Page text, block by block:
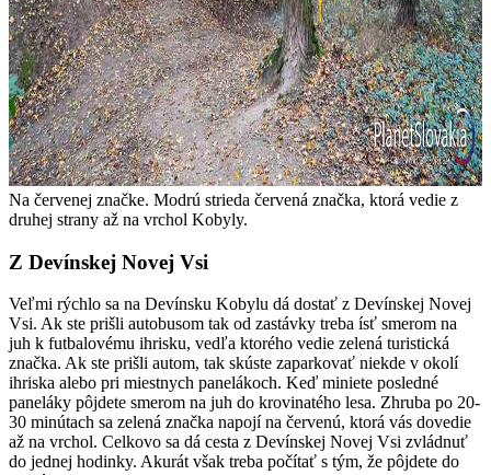
Na červenej značke. Modrú strieda červená značka, ktorá vedie z
druhej strany až na vrchol Kobyly.
Z Devínskej Novej Vsi
Veľmi rýchlo sa na Devínsku Kobylu dá dostať z Devínskej Novej
Vsi. Ak ste prišli autobusom tak od zastávky treba ísť smerom na
juh k futbalovému ihrisku, vedľa ktorého vedie zelená turistická
značka. Ak ste prišli autom, tak skúste zaparkovať niekde v okolí
ihriska alebo pri miestnych panelákoch. Keď miniete posledné
paneláky pôjdete smerom na juh do krovinatého lesa. Zhruba po 20-
30 minútach sa zelená značka napojí na červenú, ktorá vás dovedie
až na vrchol. Celkovo sa dá cesta z Devínskej Novej Vsi zvládnuť
do jednej hodinky. Akurát však treba počítať s tým, že pôjdete do